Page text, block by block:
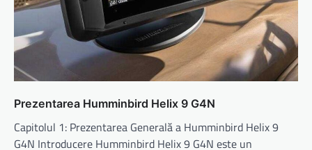
Prezentarea Humminbird Helix 9 G4N
Capitolul 1: Prezentarea Generală a Humminbird Helix 9
G4N Introducere Humminbird Helix 9 G4N este un